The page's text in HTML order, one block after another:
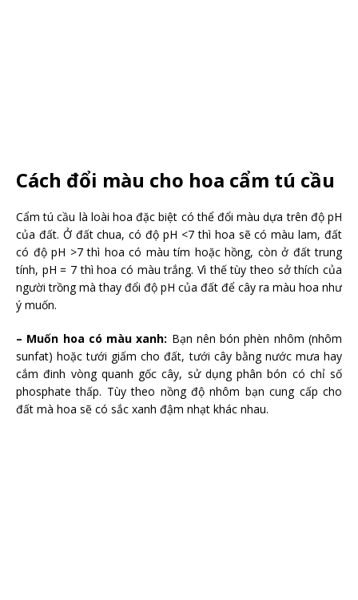
Cách đổi màu cho hoa cẩm tú cầu
Cẩm tú cầu là loài hoa đặc biệt có thể đổi màu dựa trên độ pH
của đất. Ở đất chua, có độ pH <7 thì hoa sẽ có màu lam, đất
có độ pH >7 thì hoa có màu tím hoặc hồng, còn ở đất trung
tính, pH = 7 thì hoa có màu trắng. Vì thế tùy theo sở thích của
người trồng mà thay đổi độ pH của đất để cây ra màu hoa như
ý muốn.
– Muốn hoa có màu xanh: Bạn nên bón phèn nhôm (nhôm
sunfat) hoặc tưới giấm cho đất, tưới cây bằng nước mưa hay
cắm đinh vòng quanh gốc cây, sử dụng phân bón có chỉ số
phosphate thấp. Tùy theo nồng độ nhôm bạn cung cấp cho
đất mà hoa sẽ có sắc xanh đậm nhạt khác nhau.